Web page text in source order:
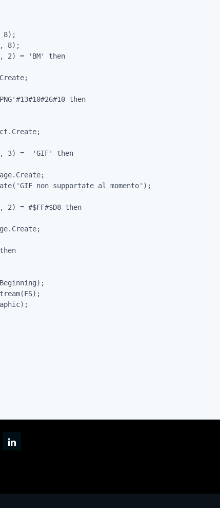
8);
8);
2) = 'BM' then
then
3) =  'GIF' then
non supportate al momento');
2) = #$FF#$D8 then